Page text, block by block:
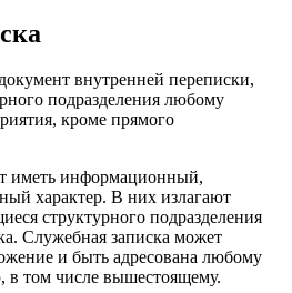
внутренней переписки,
подразделения любому
кроме прямого
иметь информационный,
характер. В них излагают
структурного подразделения
Служебная записка может
и быть адресована любому
в том числе вышестоящему.